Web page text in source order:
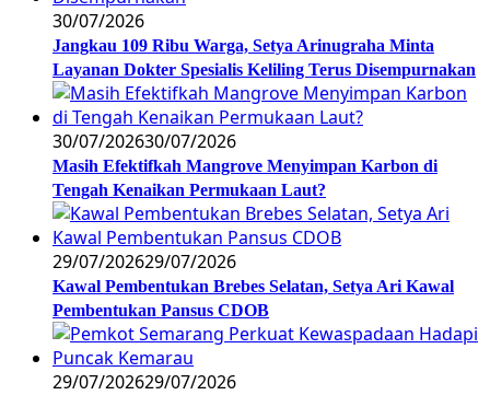
30/07/2026
Jangkau 109 Ribu Warga, Setya Arinugraha Minta
Layanan Dokter Spesialis Keliling Terus Disempurnakan
30/07/202630/07/2026
Masih Efektifkah Mangrove Menyimpan Karbon di
Tengah Kenaikan Permukaan Laut?
29/07/202629/07/2026
Kawal Pembentukan Brebes Selatan, Setya Ari Kawal
Pembentukan Pansus CDOB
29/07/202629/07/2026